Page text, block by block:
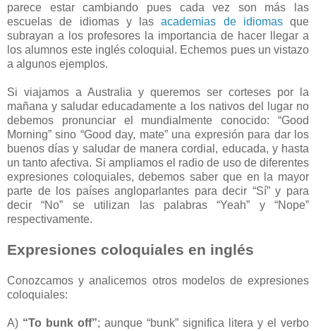
parece estar cambiando pues cada vez son más las
escuelas de idiomas y lasacademias de idiomasque
subrayan a los profesores la importancia de hacer llegar a
los alumnos este inglés coloquial. Echemos pues un vistazo
a algunos ejemplos.
Si viajamos a Australia y queremos ser corteses por la
mañana y saludar educadamente a los nativos del lugar no
debemos pronunciar el mundialmente conocido: “Good
Morning” sino “Good day, mate” una expresión para dar los
buenos días y saludar de manera cordial, educada, y hasta
un tanto afectiva. Si ampliamos el radio de uso de diferentes
expresiones coloquiales, debemos saber que en la mayor
parte de los países angloparlantes para decir “Sí” y para
decir “No” se utilizan las palabras “Yeah” y “Nope”
respectivamente.
Expresiones coloquiales en inglés
Conozcamos y analicemos otros modelos de expresiones
coloquiales:
A) “To bunk off”; aunque “bunk” significa litera y el verbo